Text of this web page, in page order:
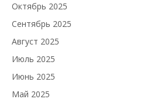
Октябрь 2025
Сентябрь 2025
Август 2025
Июль 2025
Июнь 2025
Май 2025